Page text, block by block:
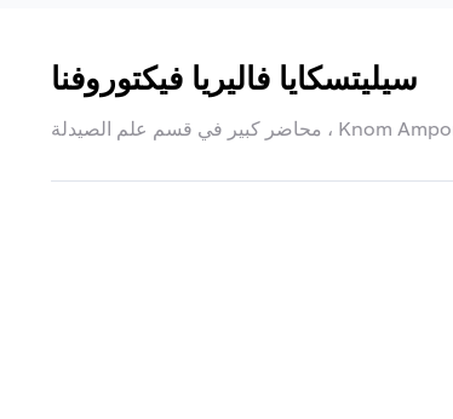
سيليتسكايا فاليريا فيكتوروفنا